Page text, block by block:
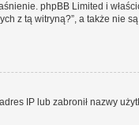
phpBB Limited i
z tą witryną?”, a także nie
IP lub zabronił nazwy